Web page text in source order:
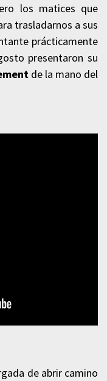
los matices que
trasladarnos a sus
prácticamente
presentaron su
de la mano del
de abrir camino